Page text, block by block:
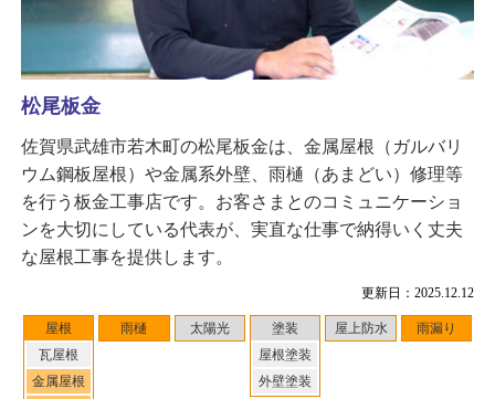
更新日：2025.12.12
屋根
瓦屋根
金属屋根
雨樋 太陽光
塗装
屋根塗装
外壁塗装
屋上防水 雨漏り
松尾板金
佐賀県武雄市若木町の松尾板金は、金属屋根（ガルバリ
ウム鋼板屋根）や金属系外壁、雨樋（あまどい）修理等
を行う板金工事店です。お客さまとのコミュニケーショ
ンを大切にしている代表が、実直な仕事で納得いく丈夫
な屋根工事を提供します。